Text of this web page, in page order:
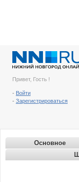
Привет, Гость !
- Войти
- Зарегистрироваться
Основное